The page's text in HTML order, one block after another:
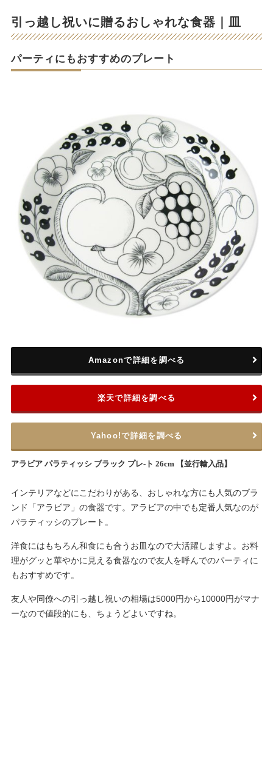
引っ越し祝いに贈るおしゃれな食器｜皿
パーティにもおすすめのプレート
アラビア パラティッシ ブラック プレ-ト 26cm 【並行輸入品】
Amazonで詳細を調べる
楽天で詳細を調べる
Yahoo!で詳細を調べる
インテリアなどにこだわりがある、おしゃれな方にも人気のブラ
ンド「アラビア」の食器です。アラビアの中でも定番人気なのが
パラティッシのプレート。
洋食にはもちろん和食にも合うお皿なので大活躍しますよ。お料
理がグッと華やかに見える食器なので友人を呼んでのパーティに
もおすすめです。
友人や同僚への引っ越し祝いの相場は5000円から10000円がマナ
ーなので値段的にも、ちょうどよいですね。